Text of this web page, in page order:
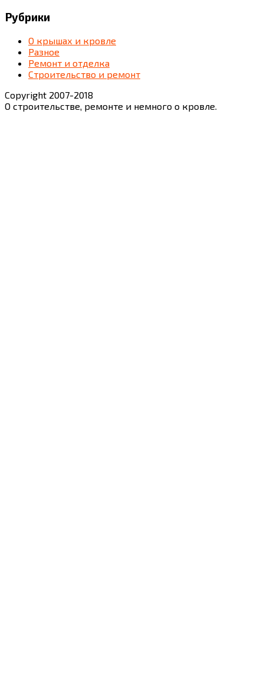
Рубрики
О крышах и кровле
Разное
Ремонт и отделка
Строительство и ремонт
Copyright 2007-2018
О строительстве, ремонте и немного о кровле.